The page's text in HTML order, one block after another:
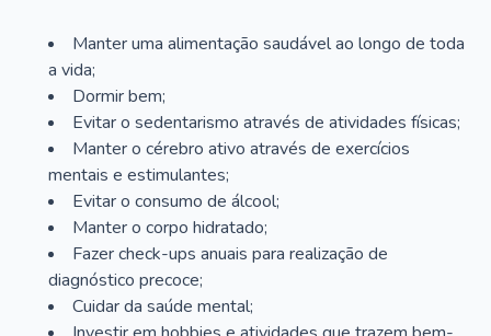
Manter uma alimentação saudável ao longo de toda
a vida;
Dormir bem;
Evitar o sedentarismo através de atividades físicas;
Manter o cérebro ativo através de exercícios
mentais e estimulantes;
Evitar o consumo de álcool;
Manter o corpo hidratado;
Fazer check-ups anuais para realização de
diagnóstico precoce;
Cuidar da saúde mental;